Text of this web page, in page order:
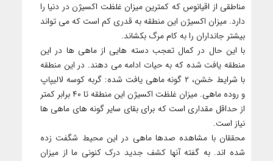
مناطقی از اقیانوس که کمترین میزان غلظت اکسیژن در دنیا را
دارد. میزان اکسیژن این منطقه به قدری کم است که می تواند
بیشتر جانداران را به کام مرگ بکشاند.
با این حال در کمال تعجب دسته هایی از ماهی ها در این
منطقه یافت شده که به حیات ادامه می دهند. در این منطقه
با شرایط خشن، ۲ گونه ماهی یافت شده: گربه کوسه لالیپاپ
و روده ماهی. میزان غلظت اکسیژن این منطقه تا ۴۰ برابر کمتر
از حداقل مقداری است که برای بقای سایر گونه های ماهی ها
نیاز است.
محققان با مشاهده صدها ماهی در این محیط شگفت زده
شده اند. به گفته آنها کشف جدید درک کنونی ما از میزان